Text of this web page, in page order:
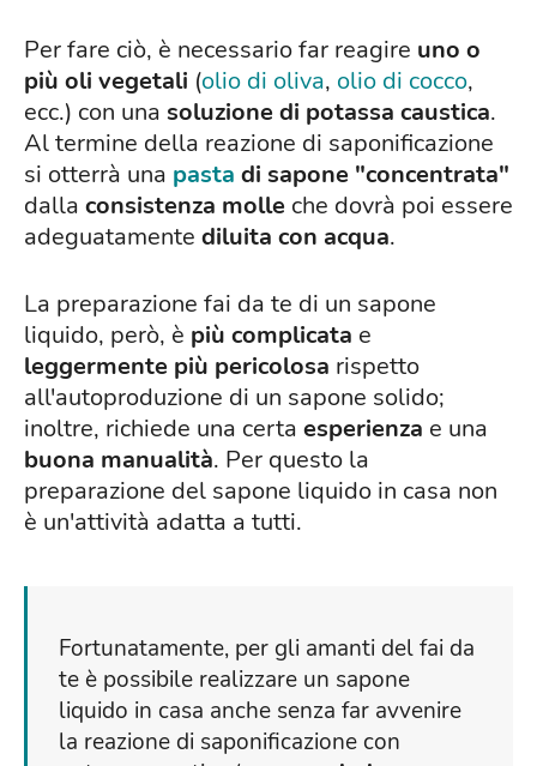
Per fare ciò, è necessario far reagire uno o
più oli vegetali (olio di oliva, olio di cocco,
ecc.) con una soluzione di potassa caustica.
Al termine della reazione di saponificazione
si otterrà una pasta di sapone "concentrata"
dalla consistenza molle che dovrà poi essere
adeguatamente diluita con acqua.
La preparazione fai da te di un sapone
liquido, però, è più complicata e
leggermente più pericolosa rispetto
all'autoproduzione di un sapone solido;
inoltre, richiede una certa esperienza e una
buona manualità. Per questo la
preparazione del sapone liquido in casa non
è un'attività adatta a tutti.
Fortunatamente, per gli amanti del fai da
te è possibile realizzare un sapone
liquido in casa anche senza far avvenire
la reazione di saponificazione con